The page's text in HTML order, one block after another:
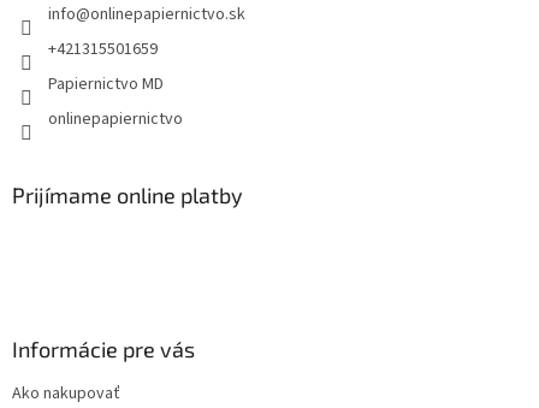
info@onlinepapiernictvo.sk
+421315501659
Papiernictvo MD
onlinepapiernictvo
Prijímame online platby
Informácie pre vás
Ako nakupovať